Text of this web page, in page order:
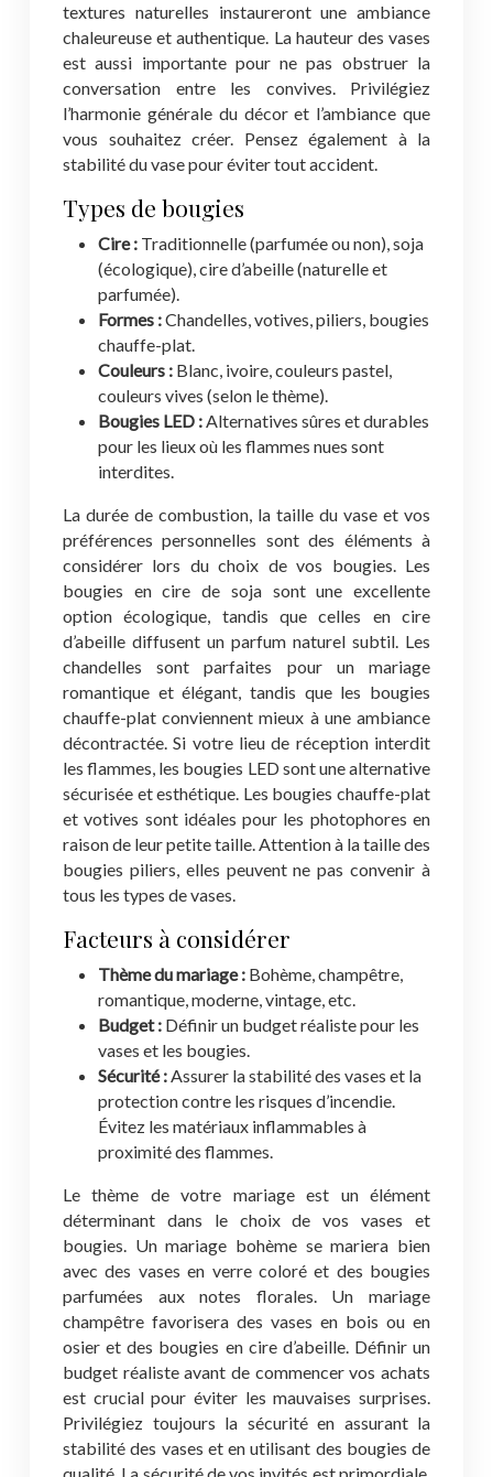
textures naturelles instaureront une ambiance
chaleureuse et authentique. La hauteur des vases
est aussi importante pour ne pas obstruer la
conversation entre les convives. Privilégiez
l’harmonie générale du décor et l’ambiance que
vous souhaitez créer. Pensez également à la
stabilité du vase pour éviter tout accident.
Types de bougies
Cire : Traditionnelle (parfumée ou non), soja
(écologique), cire d’abeille (naturelle et
parfumée).
Formes :Chandelles, votives, piliers, bougies
chauffe-plat.
Couleurs : Blanc, ivoire, couleurs pastel,
couleurs vives (selon le thème).
Bougies LED :Alternatives sûres et durables
pour les lieux où les flammes nues sont
interdites.
La durée de combustion, la taille du vase et vos
préférences personnelles sont des éléments à
considérer lors du choix de vos bougies. Les
bougies en cire de soja sont une excellente
option écologique, tandis que celles en cire
d’abeille diffusent un parfum naturel subtil. Les
chandelles sont parfaites pour un mariage
romantique et élégant, tandis que les bougies
chauffe-plat conviennent mieux à une ambiance
décontractée. Si votre lieu de réception interdit
les flammes, les bougies LED sont une alternative
sécurisée et esthétique. Les bougies chauffe-plat
et votives sont idéales pour les photophores en
raison de leur petite taille. Attention à la taille des
bougies piliers, elles peuvent ne pas convenir à
tous les types de vases.
Facteurs à considérer
Thème du mariage : Bohème, champêtre,
romantique, moderne, vintage, etc.
Budget : Définir un budget réaliste pour les
vases et les bougies.
Sécurité :Assurer la stabilité des vases et la
protection contre les risques d’incendie.
Évitez les matériaux inflammables à
proximité des flammes.
Le thème de votre mariage est un élément
déterminant dans le choix de vos vases et
bougies. Un mariage bohème se mariera bien
avec des vases en verre coloré et des bougies
parfumées aux notes florales. Un mariage
champêtre favorisera des vases en bois ou en
osier et des bougies en cire d’abeille. Définir un
budget réaliste avant de commencer vos achats
est crucial pour éviter les mauvaises surprises.
Privilégiez toujours la sécurité en assurant la
stabilité des vases et en utilisant des bougies de